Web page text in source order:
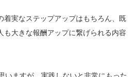
着実なステップアップはもちろん、既
も大きな報酬アップに繋げられる内容